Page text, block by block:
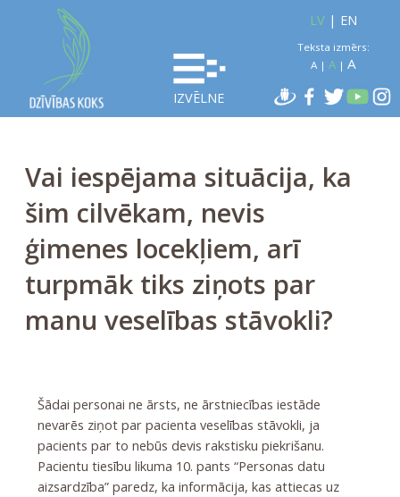
IZVĒLNE
LV| EN
Teksta izmērs:
A| A| A
Vai iespējama situācija, ka
šim cilvēkam, nevis
ģimenes locekļiem, arī
turpmāk tiks ziņots par
manu veselības stāvokli?
Šādai personai ne ārsts, ne ārstniecības iestāde
nevarēs ziņot par pacienta veselības stāvokli, ja
pacients par to nebūs devis rakstisku piekrišanu.
Pacientu tiesību likuma 10. pants “Personas datu
aizsardzība” paredz, ka informācija, kas attiecas uz